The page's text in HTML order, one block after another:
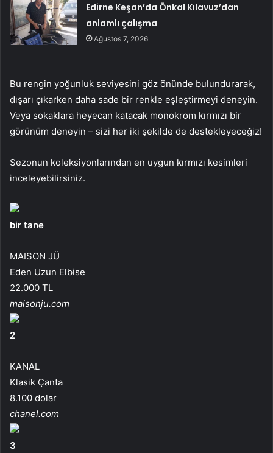
Edirne Keşan’da Önkal Kılavuz’dan
anlamlı çalışma
Ağustos 7, 2026
Bu rengin yoğunluk seviyesini göz önünde bulundurarak,
dışarı çıkarken daha sade bir renkle eşleştirmeyi deneyin.
Veya sokaklara heyecan katacak monokrom kırmızı bir
görünüm deneyin – sizi her iki şekilde de destekleyeceğiz!
Sezonun koleksiyonlarından en uygun kırmızı kesimleri
inceleyebilirsiniz.
bir tane
MAISON JÜ
Eden Uzun Elbise
22.000 TL
maisonju.com
2
KANAL
Klasik Çanta
8.100 dolar
chanel.com
3